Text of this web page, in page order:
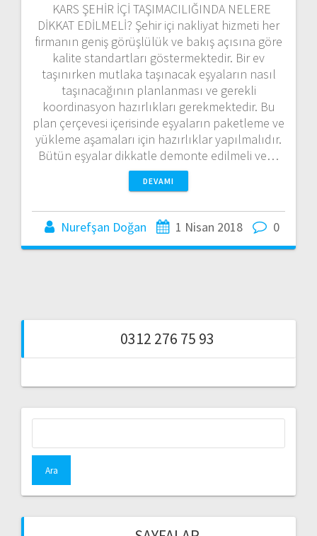
KARS ŞEHİR İÇİ TAŞIMACILIĞINDA NELERE
DİKKAT EDİLMELİ? Şehir içi nakliyat hizmeti her
firmanın geniş görüşlülük ve bakış açısına göre
kalite standartları göstermektedir. Bir ev
taşınırken mutlaka taşınacak eşyaların nasıl
taşınacağının planlanması ve gerekli
koordinasyon hazırlıkları gerekmektedir. Bu
plan çerçevesi içerisinde eşyaların paketleme ve
yükleme aşamaları için hazırlıklar yapılmalıdır.
Bütün eşyalar dikkatle demonte edilmeli ve…
DEVAMI
Nurefşan Doğan 1 Nisan 2018 0
0312 276 75 93